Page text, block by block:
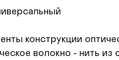
конструкции
волокно - нить из